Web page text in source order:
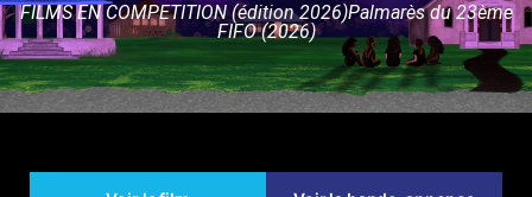
FILMS EN COMPETITION (édition 2026)Palmarès du 23ème
FIFO (2026)